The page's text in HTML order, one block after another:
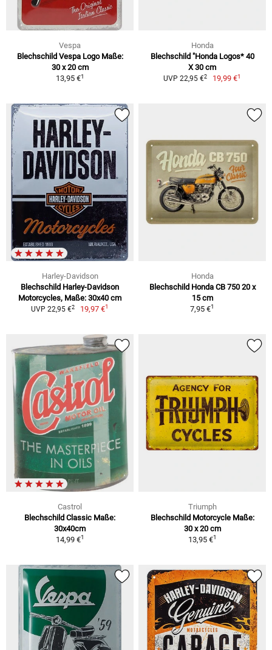
Vespa
Blechschild Vespa Logo Maße:
30 x 20 cm
13,95 €1
Honda
Blechschild "Honda Logos* 40
X 30 cm
UVP 22,95 €2 19,99 €1
Harley-Davidson
Blechschild Harley-Davidson
Motorcycles, Maße: 30x40 cm
UVP 22,95 €2 19,97 €1
Honda
Blechschild Honda CB 750 20 x
15 cm
7,95 €1
Castrol
Blechschild Classic Maße:
30x40cm
14,99 €1
Triumph
Blechschild Motorcycle Maße:
30 x 20 cm
13,95 €1